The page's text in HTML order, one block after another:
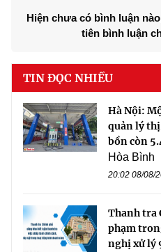
Hiện chưa có bình luận
tiên bình luận
TIN ĐỌC NHIỀU
Hà Nội:
quản lý
bồn còn
Hòa Bình
20:02 08/08/
Thanh tra
phạm
nghị xử lý